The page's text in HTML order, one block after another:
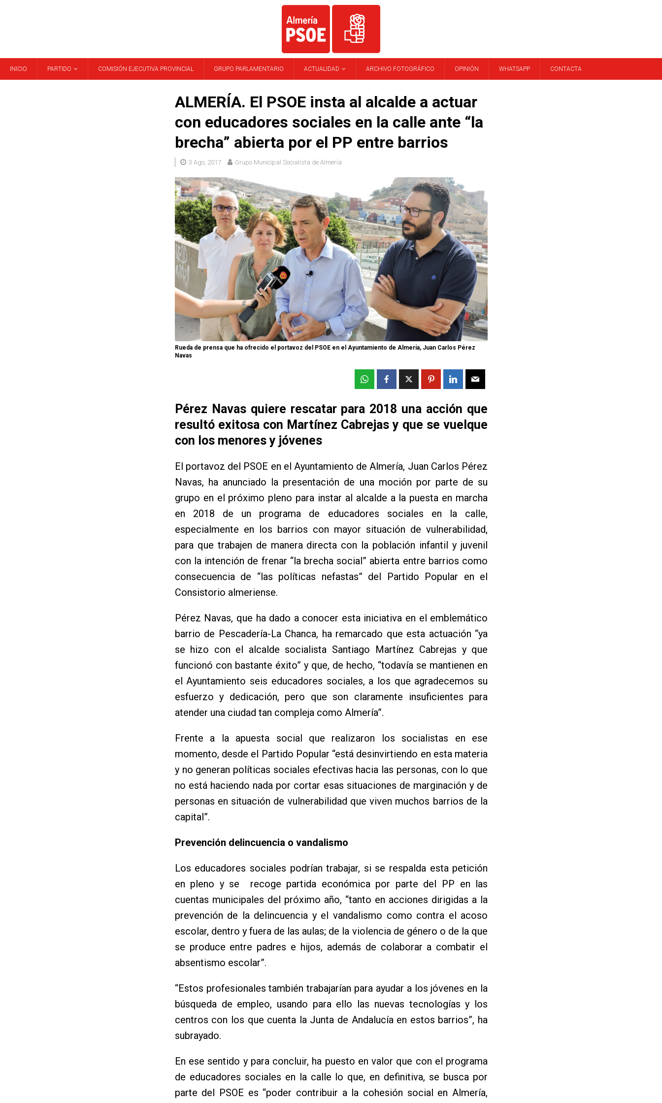
INICIO PARTIDO COMISIÓN EJECUTIVA PROVINCIAL GRUPO PARLAMENTARIO ACTUALIDAD ARCHIVO FOTOGRÁFICO OPINIÓN WHATSAPP CONTACTA
ALMERÍA. El PSOE insta al alcalde a actuar
con educadores sociales en la calle ante “la
brecha” abierta por el PP entre barrios
3 Ago, 2017 Grupo Municipal Socialista de Almería
Rueda de prensa que ha ofrecido el portavoz del PSOE en el Ayuntamiento de Almería, Juan Carlos Pérez
Navas
Pérez Navas quiere rescatar para 2018 una acción que
resultó exitosa con Martínez Cabrejas y que se vuelque
con los menores y jóvenes
El portavoz del PSOE en el Ayuntamiento de Almería, Juan Carlos Pérez
Navas, ha anunciado la presentación de una moción por parte de su
grupo en el próximo pleno para instar al alcalde a la puesta en marcha
en 2018 de un programa de educadores sociales en la calle,
especialmente en los barrios con mayor situación de vulnerabilidad,
para que trabajen de manera directa con la población infantil y juvenil
con la intención de frenar “la brecha social” abierta entre barrios como
consecuencia de “las políticas nefastas” del Partido Popular en el
Consistorio almeriense.
Pérez Navas, que ha dado a conocer esta iniciativa en el emblemático
barrio de Pescadería-La Chanca, ha remarcado que esta actuación “ya
se hizo con el alcalde socialista Santiago Martínez Cabrejas y que
funcionó con bastante éxito” y que, de hecho, “todavía se mantienen en
el Ayuntamiento seis educadores sociales, a los que agradecemos su
esfuerzo y dedicación, pero que son claramente insuficientes para
atender una ciudad tan compleja como Almería”.
Frente a la apuesta social que realizaron los socialistas en ese
momento, desde el Partido Popular “está desinvirtiendo en esta materia
y no generan políticas sociales efectivas hacia las personas, con lo que
no está haciendo nada por cortar esas situaciones de marginación y de
personas en situación de vulnerabilidad que viven muchos barrios de la
capital”.
Prevención delincuencia o vandalismo
Los educadores sociales podrían trabajar, si se respalda esta petición
en pleno y se recoge partida económica por parte del PP en las
cuentas municipales del próximo año, “tanto en acciones dirigidas a la
prevención de la delincuencia y el vandalismo como contra el acoso
escolar, dentro y fuera de las aulas; de la violencia de género o de la que
se produce entre padres e hijos, además de colaborar a combatir el
absentismo escolar”.
“Estos profesionales también trabajarían para ayudar a los jóvenes en la
búsqueda de empleo, usando para ello las nuevas tecnologías y los
centros con los que cuenta la Junta de Andalucía en estos barrios”, ha
subrayado.
En ese sentido y para concluir, ha puesto en valor que con el programa
de educadores sociales en la calle lo que, en definitiva, se busca por
parte del PSOE es “poder contribuir a la cohesión social en Almería,